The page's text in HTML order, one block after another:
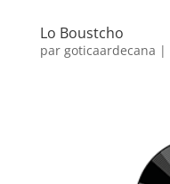
Lo Boustcho
par goticaardecana |